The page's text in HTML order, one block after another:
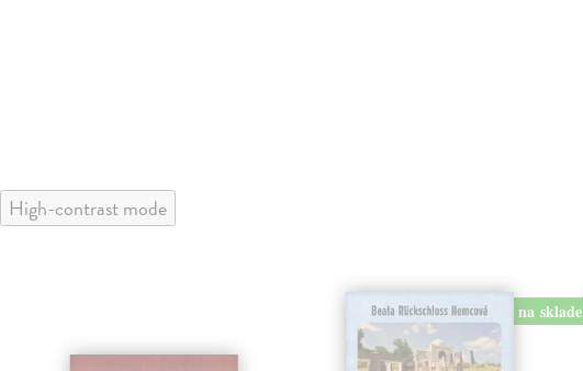
High-contrast mode
na sklade